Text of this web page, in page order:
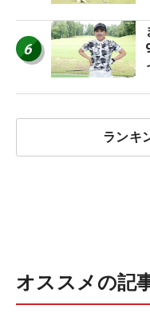
6
ランキ
オススメの記